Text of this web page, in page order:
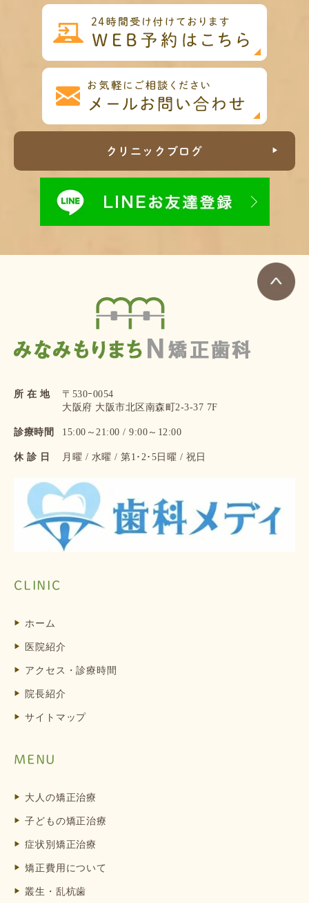
クリニックブログ
所 在 地
〒530ｰ0054
大阪府 大阪市北区南森町2-3-37 7F
診療時間 15:00～21:00 / 9:00～12:00
休 診 日 月曜 / 水曜 / 第1･2･5日曜 / 祝日
CLINIC
ホーム
医院紹介
アクセス・診療時間
院長紹介
サイトマップ
MENU
大人の矯正治療
子どもの矯正治療
症状別矯正治療
矯正費用について
叢生・乱杭歯